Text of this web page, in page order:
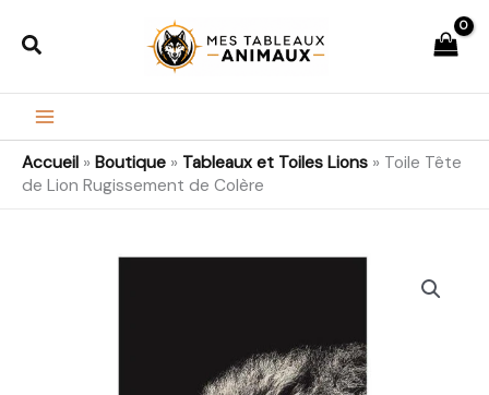
Rechercher
Accueil » Boutique » Tableaux et Toiles Lions » Toile Tête
de Lion Rugissement de Colère
prix :